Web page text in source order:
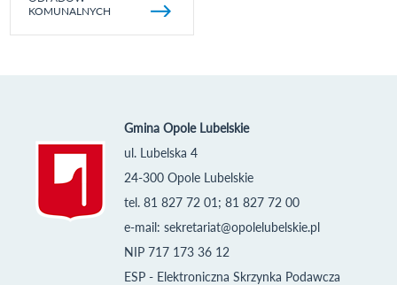
KOMUNALNYCH
Gmina Opole Lubelskie
ul. Lubelska 4
24-300 Opole Lubelskie
tel. 81 827 72 01; 81 827 72 00
e-mail: sekretariat@opolelubelskie.pl
NIP 717 173 36 12
ESP - Elektroniczna Skrzynka Podawcza